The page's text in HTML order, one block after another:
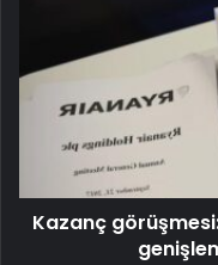
Kazanç